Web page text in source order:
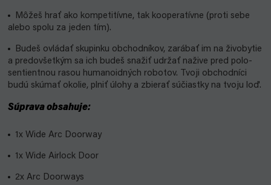
Môžeš hrať ako kompetitívne, tak kooperatívne (proti sebe
alebo spolu za jeden tím).
Budeš ovládať skupinku obchodníkov, zarábať im na živobytie
a predovšetkým sa ich budeš snažiť udržať nažive pred polo-
sentientnou rasou humanoidných robotov. Tvoji obchodníci
budú skúmať okolie, plniť úlohy a zbierať súčiastky na tvoju loď.
Súprava obsahuje:
1x Wide Arc Doorway
1x Wide Airlock Door
2x Arc Doorways